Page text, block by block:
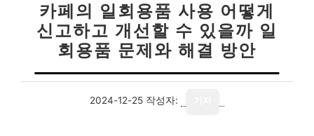
카페의 일회용품 사용 어떻게
신고하고 개선할 수 있을까 일
회용품 문제와 해결 방안
2024-12-25 작성자: